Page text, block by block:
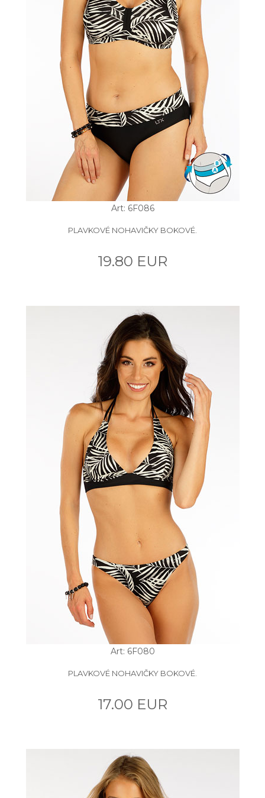
Art: 6F086
PLAVKOVÉ NOHAVIČKY BOKOVÉ.
19.80 EUR
Art: 6F080
PLAVKOVÉ NOHAVIČKY BOKOVÉ.
17.00 EUR